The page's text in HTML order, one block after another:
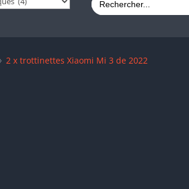
for:
2 x trottinettes Xiaomi Mi 3 de 2022